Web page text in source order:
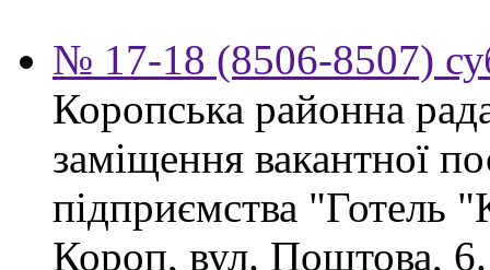
№ 17-18 (8506-8507)
Коропська районна
заміщення вакантної
підприємства "Готель
Короп, вул. Поштова, 6.